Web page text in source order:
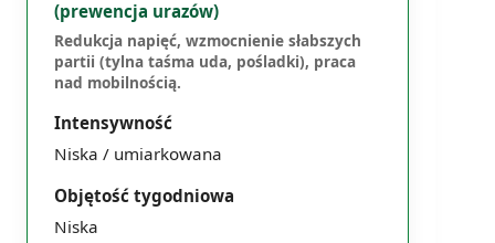
(prewencja urazów)
Redukcja napięć, wzmocnienie słabszych
partii (tylna taśma uda, pośladki), praca
nad mobilnością.
Niska / umiarkowana
Niska